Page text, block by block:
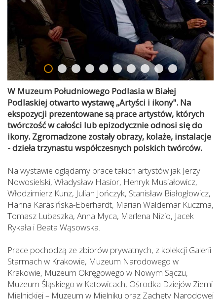
W Muzeum Południowego Podlasia w Białej
Podlaskiej otwarto wystawę „Artyści i ikony". Na
ekspozycji prezentowane są prace artystów, których
twórczość w całości lub epizodycznie odnosi się do
ikony. Zgromadzone zostały obrazy, kolaże, instalacje
- dzieła trzynastu współczesnych polskich twórców.
Na wystawie oglądamy prace takich artystów jak Jerzy
Nowosielski, Władysław Hasior, Henryk Musiałowicz,
Włodzimierz Kunz, Julian Jończyk, Stanisław Białogłowicz,
Hanna Karasińska-Eberhardt, Marian Waldemar Kuczma,
Tomasz Lubaszka, Anna Myca, Marlena Nizio, Jacek
Rykała i Beata Wąsowska.
Prace pochodzą ze zbiorów prywatnych, z kolekcji Galerii
Starmach w Krakowie, Muzeum Narodowego w
Krakowie, Muzeum Okręgowego w Nowym Sączu,
Muzeum Śląskiego w Katowicach, Ośrodka Dziejów Ziemi
Mielnickiej – Muzeum w Mielniku oraz Zachęty Narodowej